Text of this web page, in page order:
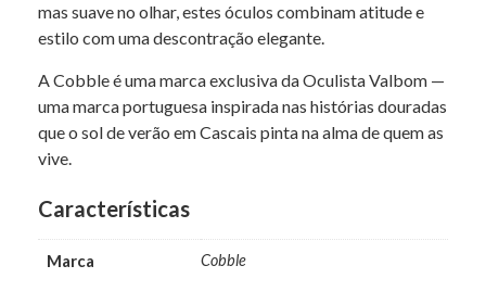
mas suave no olhar, estes óculos combinam atitude e
estilo com uma descontração elegante.
A Cobble é uma marca exclusiva da Oculista Valbom —
uma marca portuguesa inspirada nas histórias douradas
que o sol de verão em Cascais pinta na alma de quem as
vive.
Características
Marca Cobble